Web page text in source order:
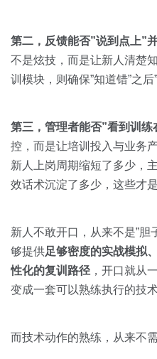
第二，反馈能否”说到点上”
不是炫技，而是让新人清楚
训模块，则确保”知道错”之后”
第三，管理者能否”看到训练
控，而是让培训投入与业
新人上岗周期缩短了多少，
效话术沉淀了多少，这些才
新人不敢开口，从来不是”胆
够提供足够密度的实战模拟
性化的复训路径 ，开口就从
变成一套可以熟练执行的技术
而技术动作的熟练，从来不